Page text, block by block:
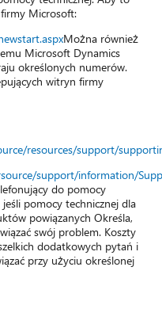
Microsoft:
Można również
Microsoft Dynamics
określonych numerów.
witryn firmy
resources/support/
support/information/
do pomocy
pomocy technicznej dla
powiązanych Określa,
swój problem. Koszty
dodatkowych pytań i
przy użyciu określonej